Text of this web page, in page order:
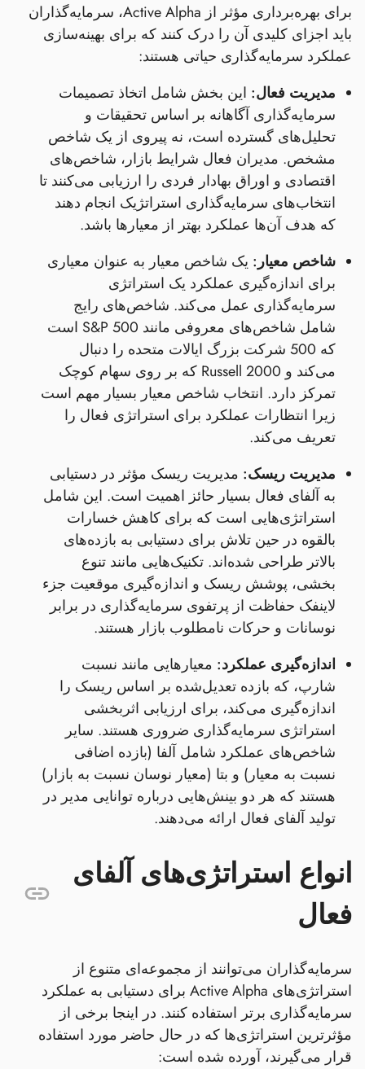
برای بهره‌برداری مؤثر از Active Alpha، سرمایه‌گذاران
باید اجزای کلیدی آن را درک کنند که برای بهینه‌سازی
عملکرد سرمایه‌گذاری حیاتی هستند:
مدیریت فعال: این بخش شامل اتخاذ تصمیمات
سرمایه‌گذاری آگاهانه بر اساس تحقیقات و
تحلیل‌های گسترده است، نه پیروی از یک شاخص
مشخص. مدیران فعال شرایط بازار، شاخص‌های
اقتصادی و اوراق بهادار فردی را ارزیابی می‌کنند تا
انتخاب‌های سرمایه‌گذاری استراتژیک انجام دهند
که هدف آن‌ها عملکرد بهتر از معیارها باشد.
شاخص معیار: یک شاخص معیار به عنوان معیاری
برای اندازه‌گیری عملکرد یک استراتژی
سرمایه‌گذاری عمل می‌کند. شاخص‌های رایج
شامل شاخص‌های معروفی مانند S&P 500 است
که 500 شرکت بزرگ ایالات متحده را دنبال
می‌کند و Russell 2000 که بر روی سهام کوچک
تمرکز دارد. انتخاب شاخص معیار بسیار مهم است
زیرا انتظارات عملکرد برای استراتژی فعال را
تعریف می‌کند.
مدیریت ریسک: مدیریت ریسک مؤثر در دستیابی
به آلفای فعال بسیار حائز اهمیت است. این شامل
استراتژی‌هایی است که برای کاهش خسارات
بالقوه در حین تلاش برای دستیابی به بازده‌های
بالاتر طراحی شده‌اند. تکنیک‌هایی مانند تنوع
بخشی، پوشش ریسک و اندازه‌گیری موقعیت جزء
لاینفک حفاظت از پرتفوی سرمایه‌گذاری در برابر
نوسانات و حرکات نامطلوب بازار هستند.
اندازه‌گیری عملکرد: معیارهایی مانند نسبت
شارپ، که بازده تعدیل‌شده بر اساس ریسک را
اندازه‌گیری می‌کند، برای ارزیابی اثربخشی
استراتژی سرمایه‌گذاری ضروری هستند. سایر
شاخص‌های عملکرد شامل آلفا (بازده اضافی
نسبت به معیار) و بتا (معیار نوسان نسبت به بازار)
هستند که هر دو بینش‌هایی درباره توانایی مدیر در
تولید آلفای فعال ارائه می‌دهند.
انواع استراتژی‌های آلفای
فعال
سرمایه‌گذاران می‌توانند از مجموعه‌ای متنوع از
استراتژی‌های Active Alpha برای دستیابی به عملکرد
سرمایه‌گذاری برتر استفاده کنند. در اینجا برخی از
مؤثرترین استراتژی‌ها که در حال حاضر مورد استفاده
قرار می‌گیرند، آورده شده است: